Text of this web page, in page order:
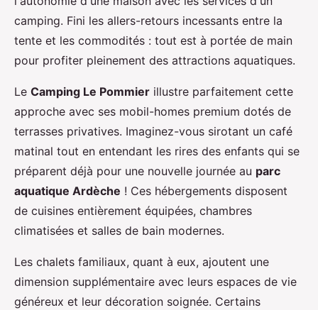
camping. Fini les allers-retours incessants entre la
tente et les commodités : tout est à portée de main
pour profiter pleinement des attractions aquatiques.
Le Camping Le Pommier illustre parfaitement cette
approche avec ses mobil-homes premium dotés de
terrasses privatives. Imaginez-vous sirotant un café
matinal tout en entendant les rires des enfants qui se
préparent déjà pour une nouvelle journée au parc
aquatique Ardèche ! Ces hébergements disposent
de cuisines entièrement équipées, chambres
climatisées et salles de bain modernes.
Les chalets familiaux, quant à eux, ajoutent une
dimension supplémentaire avec leurs espaces de vie
généreux et leur décoration soignée. Certains